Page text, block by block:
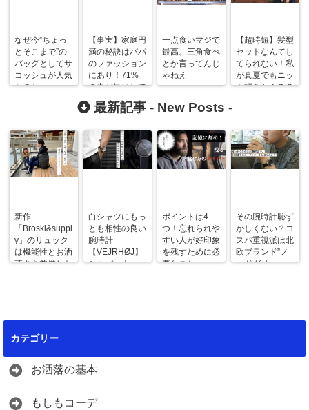
なぜ今”ちょっ
とそこまで”の
バッグとしてサ
コッシュが人気
なのか
【事実】家庭円
満の秘訣はパパ
のファッション
にあり！71%
の妻が気にして
る理由とは
一点食いマジで
最高。三角食べ
とか言ってんじ
ゃねえ
【超時短】髪型
セットなんてし
てられない！私
が真夏でもニッ
ト帽をかぶる３
最新記事 - New Posts -
新作
「Broski&suppl
y」のリュック
は機能性とお洒
落さを兼備した
白シャツにもっ
とも相性の良い
腕時計
【VEJRHØJ】
シルバーウォッ
ポイントは4
つ！忘れられや
すい人が好印象
を残すために必
要なこと
その腕時計恥ず
かしくない？コ
スパ重視派は北
欧ブランド”ノ
ードグリー
カテゴリー
お洒落の基本
もしもコーデ